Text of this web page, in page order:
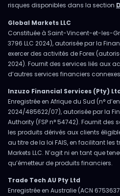
risques disponibles dans la section
Global Markets LLC
Constituée à Saint-Vincent-et-les-
3796 LLC 2024), autorisée par la
exercer des activités de Forex
2024). Fournit des services liés aux
d’autres services financiers
Inzuzo Financial Services (Pty)
Enregistrée en Afrique du Sud (n°
2024/485622/07), autorisée par la
Authority (FSP n° 54742). Fournit
les produits dérivés aux clients
au titre de la loi FAIS, en facilitant
Markets LLC. N’agit ni en tant que
qu’émetteur de produits financiers.
Trade Tech AU Pty Ltd
Enregistrée en Australie (ACN